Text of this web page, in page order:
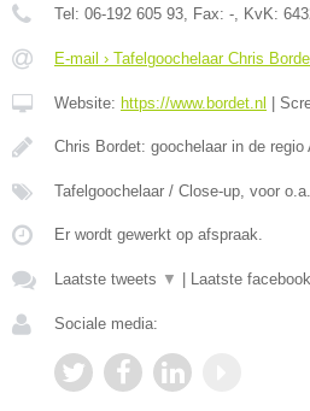
Tel: 06-192 605 93 , Fax: - , KvK:
E-mail › Tafelgoochelaar Chris
Website: https://www.bordet.nl
Chris Bordet: goochelaar in de regio
Tafelgoochelaar / Close-up, voor
Er wordt gewerkt op afspraak.
Laatste tweets ▼ Laatste
Sociale media: